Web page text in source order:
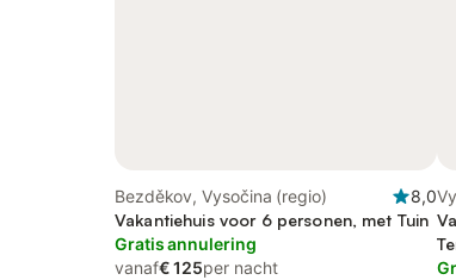
Bezděkov, Vysočina (regio)
8,0
Vakantiehuis voor 6 personen, met Tuin
Gratis annulering
vanaf€ 125per nacht